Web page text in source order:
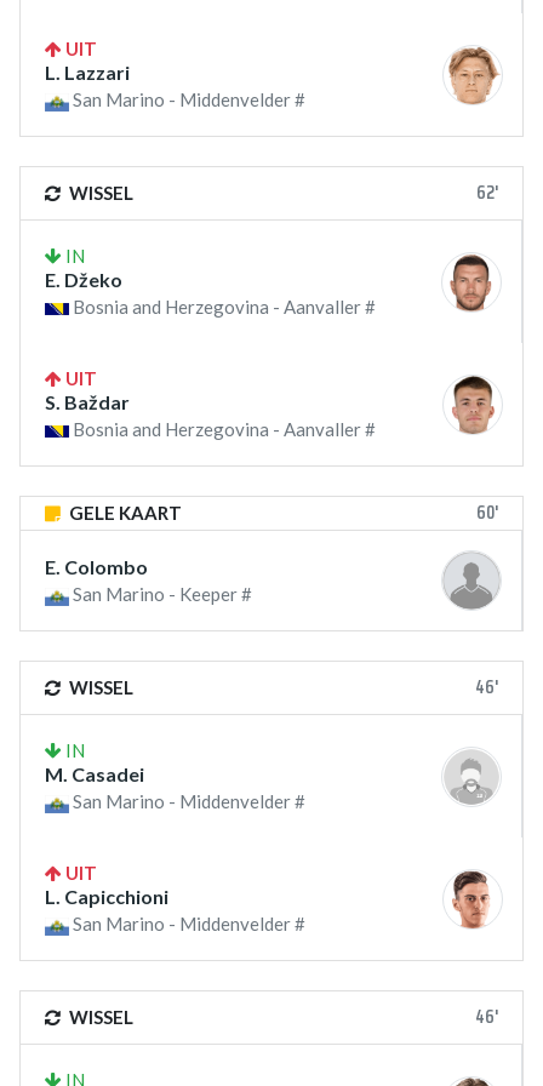
UIT
L. Lazzari
San Marino - Middenvelder #
WISSEL 62'
IN
E. Džeko
Bosnia and Herzegovina - Aanvaller #
UIT
S. Baždar
Bosnia and Herzegovina - Aanvaller #
GELE KAART 60'
E. Colombo
San Marino - Keeper #
WISSEL 46'
IN
M. Casadei
San Marino - Middenvelder #
UIT
L. Capicchioni
San Marino - Middenvelder #
WISSEL 46'
IN